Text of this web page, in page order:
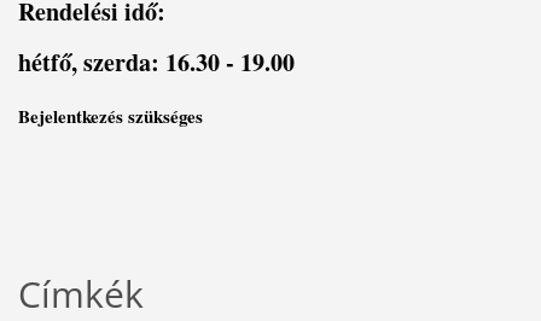
Rendelési idő:
hétfő, szerda: 16.30 - 19.00
Bejelentkezés szükséges
Címkék